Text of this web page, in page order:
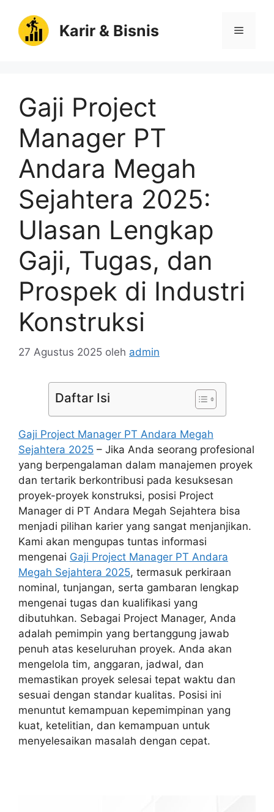
Karir & Bisnis Menu
Gaji Project
Manager PT
Andara Megah
Sejahtera 2025:
Ulasan Lengkap
Gaji, Tugas, dan
Prospek di Industri
Konstruksi
27 Agustus 2025 oleh admin
Daftar Isi
Gaji Project Manager PT Andara Megah
Sejahtera 2025 – Jika Anda seorang profesional
yang berpengalaman dalam manajemen proyek
dan tertarik berkontribusi pada kesuksesan
proyek-proyek konstruksi, posisi Project
Manager di PT Andara Megah Sejahtera bisa
menjadi pilihan karier yang sangat menjanjikan.
Kami akan mengupas tuntas informasi
mengenai Gaji Project Manager PT Andara
Megah Sejahtera 2025, termasuk perkiraan
nominal, tunjangan, serta gambaran lengkap
mengenai tugas dan kualifikasi yang
dibutuhkan. Sebagai Project Manager, Anda
adalah pemimpin yang bertanggung jawab
penuh atas keseluruhan proyek. Anda akan
mengelola tim, anggaran, jadwal, dan
memastikan proyek selesai tepat waktu dan
sesuai dengan standar kualitas. Posisi ini
menuntut kemampuan kepemimpinan yang
kuat, ketelitian, dan kemampuan untuk
menyelesaikan masalah dengan cepat.